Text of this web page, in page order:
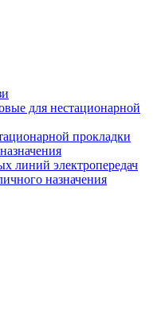
для нестационарной
прокладки
линий электропередач
назначения